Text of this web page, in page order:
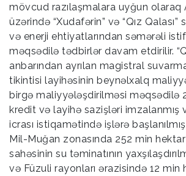
mövcud razılaşmalara uyğun olaraq
üzərində “Xudafərin” və “Qız Qalası”
və enerji ehtiyatlarından səmərəli
məqsədilə tədbirlər davam etdirilir.
anbarından ayrılan magistral suvarma
tikintisi layihəsinin beynəlxalq
birgə maliyyələşdirilməsi məqsədilə
kredit və layihə sazişləri imzalanmış
icrası istiqamətində işlərə
Mil-Muğan zonasında 252 min
sahəsinin su təminatının
və Füzuli rayonları ərazisində 12 min